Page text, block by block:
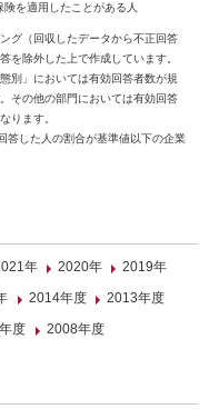
を適用したことがある人
グ（回収したデータから不正回答
を除外した上で作成しています。
別」においては有効回答者数が規
その他の部門においては有効回答
ります。
した人の割合が基準値以下の企業
年 2020年
2019年
2014年度
2013年度
度 2008年度